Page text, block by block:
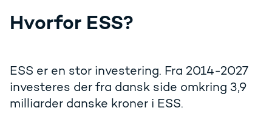
Hvorfor ESS?
ESS er en stor investering. Fra 2014-2027
investeres der fra dansk side omkring 3,9
milliarder danske kroner i ESS.